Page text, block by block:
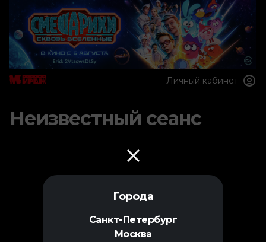
Города
Санкт-Петербург
Москва
Личный кабинет
Неизвестный сеанс